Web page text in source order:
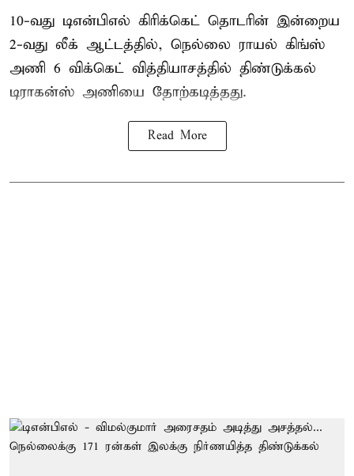
10-வது டிஎன்பிஎல் கிரிக்கெட் தொடரின் இன்றைய
2-வது லீக் ஆட்டத்தில், நெல்லை ராயல் கிங்ஸ்
அணி 6 விக்கெட் வித்தியாசத்தில் திண்டுக்கல்
டிராகன்ஸ் அணியை தோற்கடித்தது.
Read More